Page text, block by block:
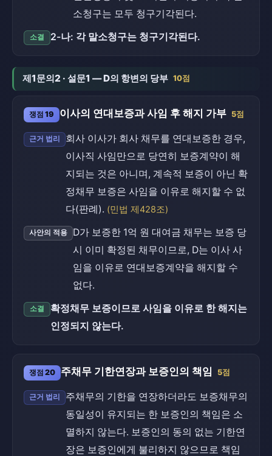
소청구는 모두 청구기각된다.
소결 2-나: 각 말소청구는 청구기각된다.
제1문의2 · 설문1 — D의 항변의 당부 10점
쟁점 19 이사의 연대보증과 사임 후 해지 가부 5점
근거 법리
회사 이사가 회사 채무를 연대보증한 경우,
이사직 사임만으로 당연히 보증계약이 해
지되는 것은 아니며, 계속적 보증이 아닌 확
정채무 보증은 사임을 이유로 해지할 수 없
다(판례). (민법 제428조)
사안의 적용
D가 보증한 1억 원 대여금 채무는 보증 당
시 이미 확정된 채무이므로, D는 이사 사
임을 이유로 연대보증계약을 해지할 수
없다.
소결
확정채무 보증이므로 사임을 이유로 한 해지는
인정되지 않는다.
쟁점 20 주채무 기한연장과 보증인의 책임 5점
근거 법리
주채무의 기한을 연장하더라도 보증채무의
동일성이 유지되는 한 보증인의 책임은 소
멸하지 않는다. 보증인의 동의 없는 기한연
장은 보증인에게 불리하지 않으므로 책임